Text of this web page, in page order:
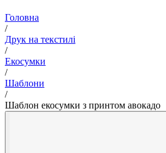
Головна
/
Друк на текстилі
/
Екосумки
/
Шаблони
/
Шаблон екосумки з принтом авокадо